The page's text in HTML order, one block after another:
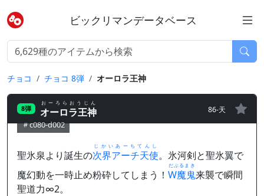
ビックリマンデータベース
チョコ チョコ 8弾 オーロラ王神
8弾 オーロラ王神
おーろらおうじん
86-天
c080-d002
聖氷泉より誕生の次界アーチ天使
じかいあーちてんし
。氷河剣と聖氷翼で
魔幻動を一時止め粉砕してしまう！ W魔鬼
だぶるまき
来襲で瞬間
聖道力∞2。